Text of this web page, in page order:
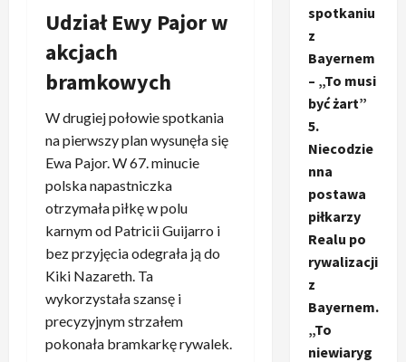
Udział Ewy Pajor w
akcjach
bramkowych
W drugiej połowie spotkania
na pierwszy plan wysunęła się
Ewa Pajor. W 67. minucie
polska napastniczka
otrzymała piłkę w polu
karnym od Patricii Guijarro i
bez przyjęcia odegrała ją do
Kiki Nazareth. Ta
wykorzystała szansę i
precyzyjnym strzałem
pokonała bramkarkę rywalek.
spotkaniu
z
Bayernem
– „To musi
być żart”
5.
Niecodzie
nna
postawa
piłkarzy
Realu po
rywalizacji
z
Bayernem.
„To
niewiaryg